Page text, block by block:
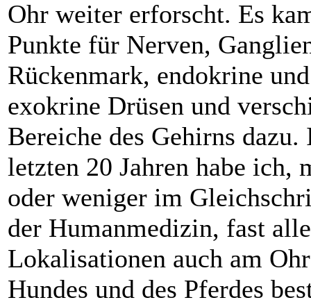
Ohr weiter erforscht. Es
Punkte für Nerven,
Rückenmark, endokrine und
exokrine Drüsen und
Bereiche des Gehirns dazu.
letzten 20 Jahren habe ich,
oder weniger im
der Humanmedizin, fast
Lokalisationen auch am
Hundes und des Pferdes